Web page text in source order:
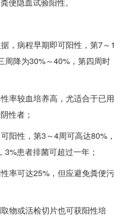
便隐血试验阳性。
，病程早期即可阳性，第7～1
周降为30%～40%，第四周时
率较血培养高，尤适合于已用
性者；
阳性，第3～4周可高达80%，
患者排菌可超过一年；
率可达25%，但应避免粪便污
物或活检切片也可获阳性培